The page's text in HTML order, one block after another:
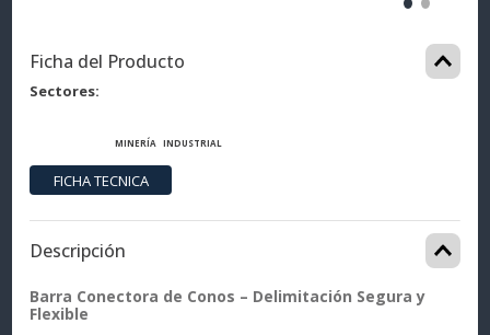
Ficha del Producto
Sectores
MINERÍA INDUSTRIAL
Descripción
Barra Conectora de Conos – Delimitación Segura y
Flexible